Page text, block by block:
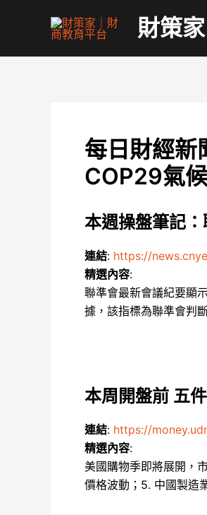
財策
每日財經新
COP29氣
本週操盤筆記
連結: https://
精選內容:
聯準會最新會議紀要顯
據，該指標為聯準會判
本周開盤前 五
連結: https://
精選內容:
美國購物季即將展開，
價格波動；5. 中國製造